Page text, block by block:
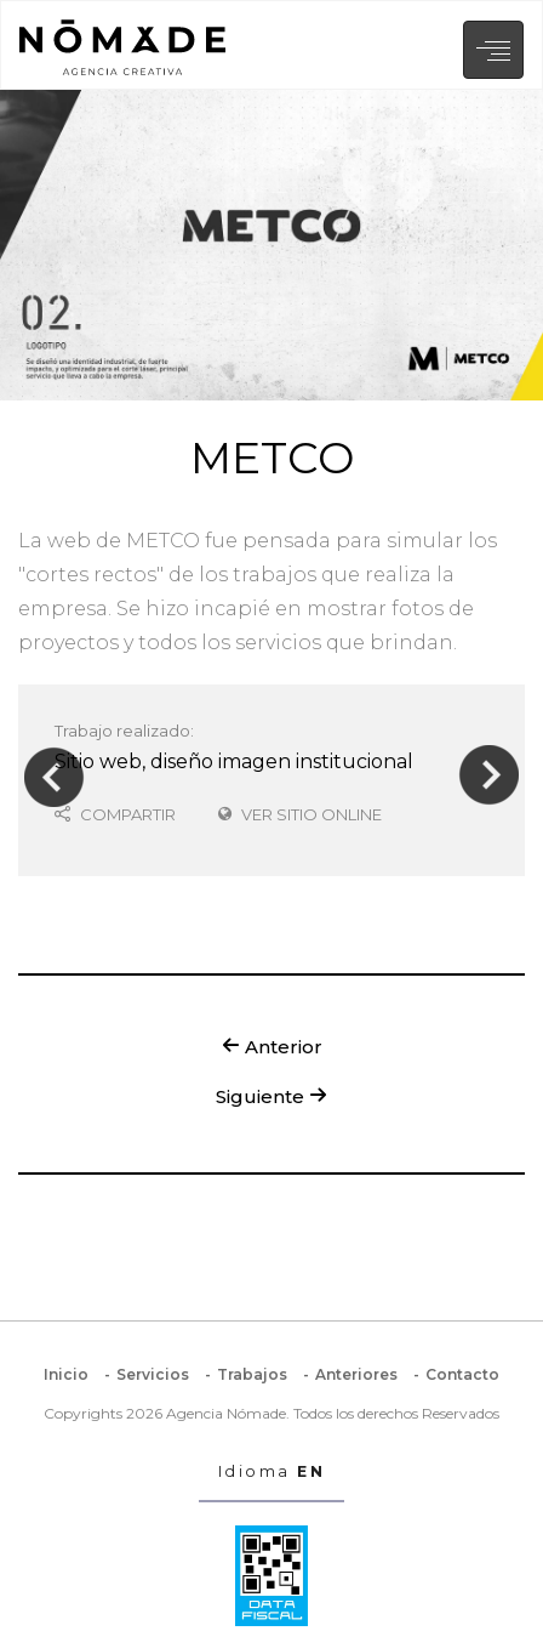
METCO
La web de METCO fue pensada para simular los
"cortes rectos" de los trabajos que realiza la
empresa. Se hizo incapié en mostrar fotos de
proyectos y todos los servicios que brindan.
Trabajo realizado:
Sitio web, diseño imagen institucional
COMPARTIR VER SITIO ONLINE
Anterior
Siguiente
Inicio Servicios Trabajos Anteriores Contacto
Copyrights 2026 Agencia Nómade. Todos los derechos Reservados
Idioma EN